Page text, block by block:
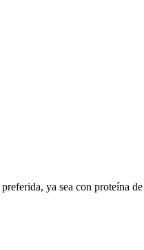
ya sea con proteína de